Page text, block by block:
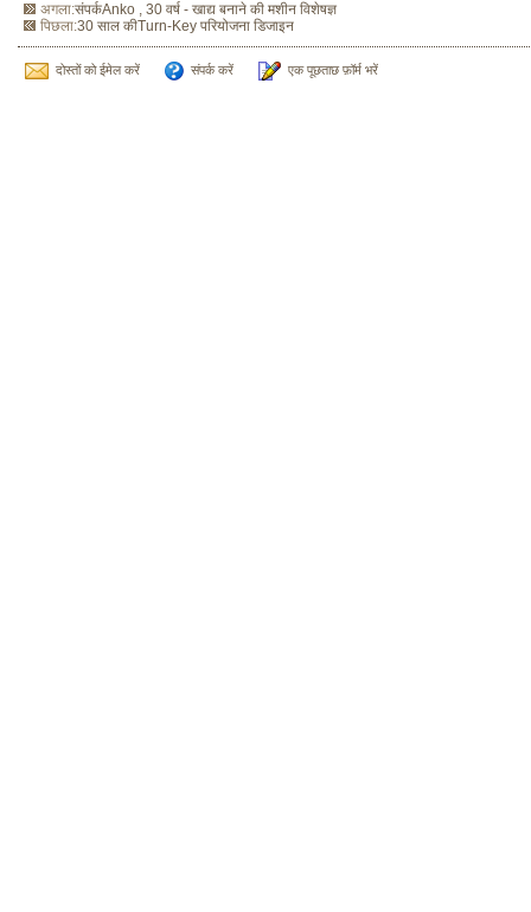
अगला:संपर्कAnko , 30 वर्ष - खाद्य बनाने की मशीन विशेषज्ञ
पिछला:30 साल कीTurn-Key परियोजना डिजाइन
दोस्तों को ईमेल करें संपर्क करें एक पूछताछ फ़ॉर्म भरें